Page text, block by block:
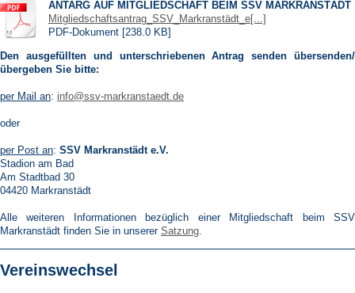
ANTARG AUF MITGLIEDSCHAFT BEIM SSV MARKRANSTÄDT
Mitgliedschaftsantrag_SSV_Markranstädt_e[...]
PDF-Dokument [238.0 KB]
Den ausgefüllten und unterschriebenen Antrag senden übersenden/
übergeben Sie bitte:
per Mail an: info@ssv-markranstaedt.de
oder
per Post an: SSV Markranstädt e.V.
Stadion am Bad
Am Stadtbad 30
04420 Markranstädt
Alle weiteren Informationen bezüglich einer Mitgliedschaft beim SSV
Markranstädt finden Sie in unserer Satzung
Vereinswechsel